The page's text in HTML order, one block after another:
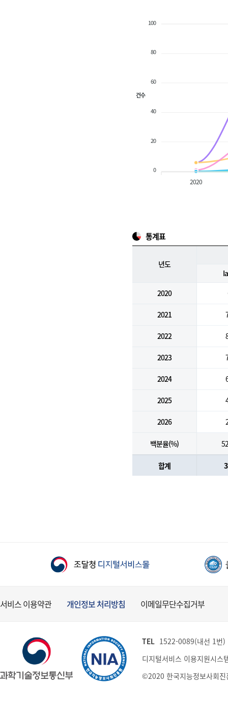
100
80
60
40
20
0
건수
2020
통계표
년도
2020
2021
2022
2023
2024
2025
2026
백분율(%)
합계
서비스 이용약관 개인정보 처리방침 이메일무단수집거부
TEL 1522-0089(내선 1번
디지털서비스 이용지원시스
©2020 한국지능정보사회진